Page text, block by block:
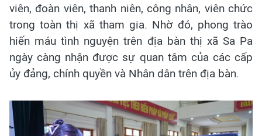
viên, đoàn viên, thanh niên, công nhân, viên chức
trong toàn thị xã tham gia. Nhờ đó, phong trào
hiến máu tình nguyện trên địa bàn thị xã Sa Pa
ngày càng nhận được sự quan tâm của các cấp
ủy đảng, chính quyền và Nhân dân trên địa bàn.